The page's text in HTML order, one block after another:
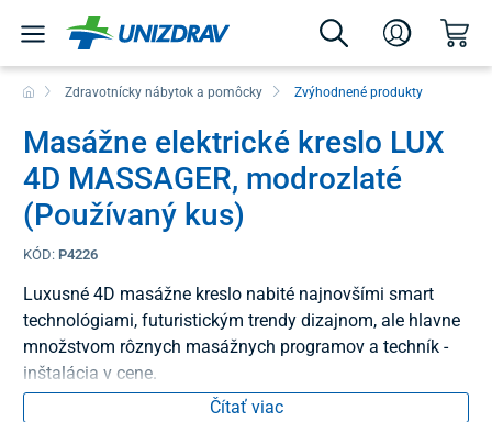
Zdravotnícky nábytok a pomôcky Zvýhodnené produkty
Masážne elektrické kreslo LUX
4D MASSAGER, modrozlaté
(Používaný kus)
KÓD: P4226
Luxusné 4D masážne kreslo nabité najnovšími smart
technológiami, futuristickým trendy dizajnom, ale hlavne
množstvom rôznych masážnych programov a techník -
inštalácia v cene.
Čítať viac